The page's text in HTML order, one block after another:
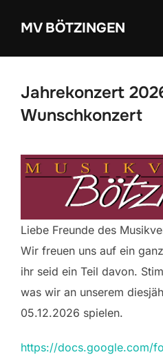
InhaltMV BÖTZINGEN
Jahrekonzert
Wunschkonzert
Liebe Freunde des
Wir freuen uns auf ein
ihr seid ein Teil davon.
was wir an unserem
05.12.2026 spielen.
https://docs.google.com/